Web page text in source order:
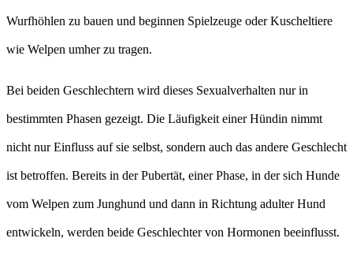
Wurfhöhlen zu bauen und beginnen Spielzeuge oder Kuscheltiere
wie Welpen umher zu tragen.
Bei beiden Geschlechtern wird dieses Sexualverhalten nur in
bestimmten Phasen gezeigt. Die Läufigkeit einer Hündin nimmt
nicht nur Einfluss auf sie selbst, sondern auch das andere Geschlecht
ist betroffen. Bereits in der Pubertät, einer Phase, in der sich Hunde
vom Welpen zum Junghund und dann in Richtung adulter Hund
entwickeln, werden beide Geschlechter von Hormonen beeinflusst.